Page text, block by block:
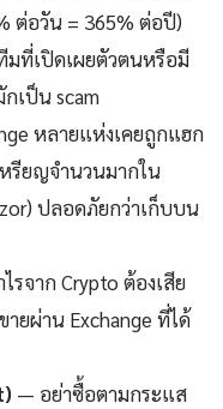
ต่อวัน = 365% ต่อปี)
มที่เปิดเผยตัวตนหรือมี
เป็น scam
หลายแห่งเคยถูกแฮก
รียญจำนวนมากใน
ปลอดภัยกว่าเก็บบน
รจาก Crypto ต้องเสีย
ยผ่าน Exchange ที่ได้
— อย่าซื้อตามกระแส